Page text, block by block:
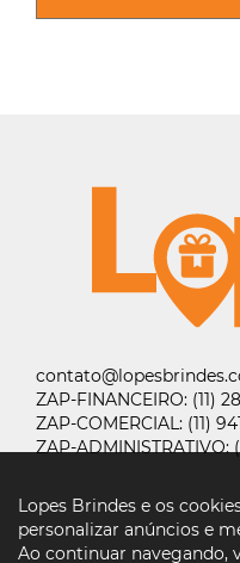
ZAP-FINANCEIRO: (11)
ZAP-COMERCIAL: (11)
ZAP-ADMINISTRATIVO:
Lopes Brindes e os
personalizar anúncios e
Ao continuar navegando,